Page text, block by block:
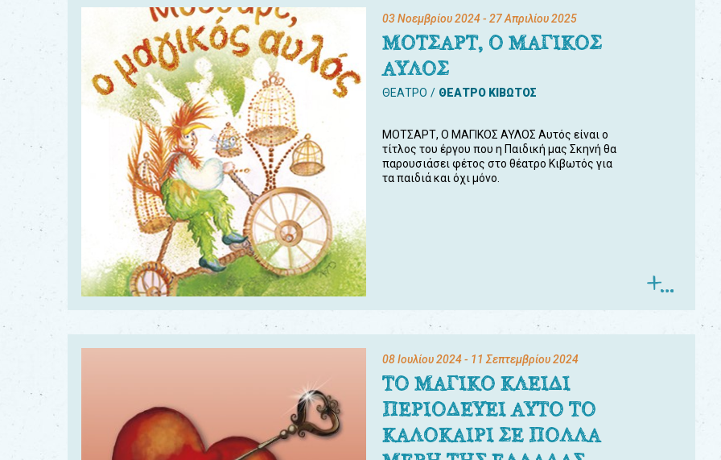
03 Νοεμβρίου 2024- 27 Απριλίου 2025
ΜΟΤΣΑΡΤ, Ο ΜΑΓΙΚΟΣ
ΑΥΛΟΣ
ΘΕΑΤΡΟ ΘΕΑΤΡΟ ΚΙΒΩΤΟΣ
ΜΟΤΣΑΡΤ, Ο ΜΑΓΙΚΟΣ ΑΥΛΟΣ Αυτός είναι ο
τίτλος του έργου που η Παιδική μας Σκηνή θα
παρουσιάσει φέτος στο θέατρο Κιβωτός για
τα παιδιά και όχι μόνο.
08 Ιουλίου 2024- 11 Σεπτεμβρίου 2024
ΤΟ ΜΑΓΙΚΟ ΚΛΕΙΔΙ
ΠΕΡΙΟΔΕΥΕΙ ΑΥΤΟ ΤΟ
ΚΑΛΟΚΑΙΡΙ ΣΕ ΠΟΛΛΑ